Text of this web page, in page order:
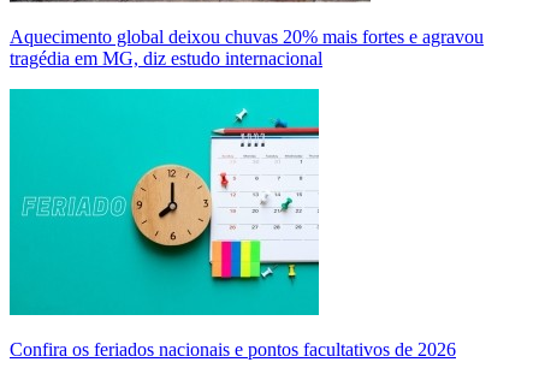
Aquecimento global deixou chuvas 20% mais fortes e agravou
tragédia em MG, diz estudo internacional
Confira os feriados nacionais e pontos facultativos de 2026